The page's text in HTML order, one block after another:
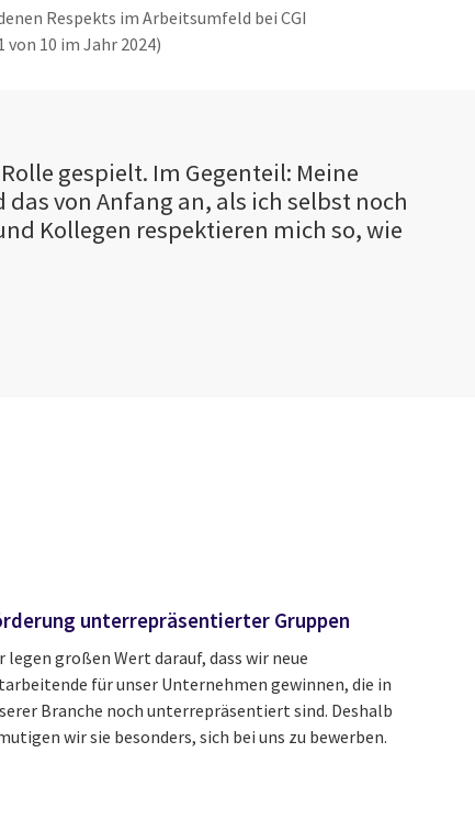
Respekts im Arbeitsumfeld bei CGI
von 10 im Jahr 2024)
gespielt. Im Gegenteil: Meine
von Anfang an, als ich selbst noch
Kollegen respektieren mich so, wie
unterrepräsentierter Gruppen
legen großen Wert darauf, dass wir neue
für unser Unternehmen gewinnen, die in
Branche noch unterrepräsentiert sind. Deshalb
wir sie besonders, sich bei uns zu bewerben.